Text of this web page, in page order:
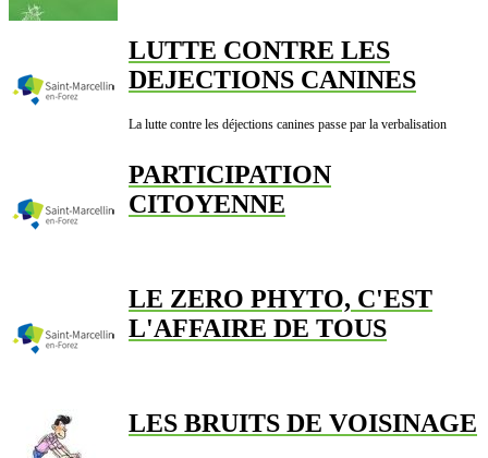
LUTTE CONTRE LES
DEJECTIONS CANINES
La lutte contre les déjections canines passe par la verbalisation
PARTICIPATION
CITOYENNE
LE ZERO PHYTO, C'EST
L'AFFAIRE DE TOUS
LES BRUITS DE VOISINAGE